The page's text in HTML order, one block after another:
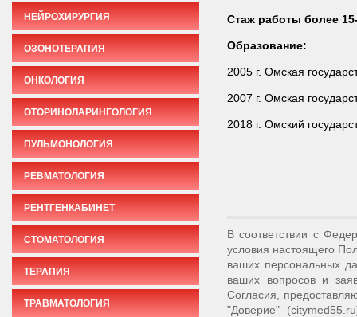
НЕЙРОХИРУРГИЯ
ОЗОНОТЕРАПИЯ
ОНКОЛОГИЯ
ОТОРИНОЛАРИНГОЛОГИЯ
ПУЛЬМОНОЛОГИЯ
РЕВМАТОЛОГИЯ
РЕНТГЕНКАБИНЕТ
СТОМАТОЛОГИЯ
ТЕРАПИЯ
ТРАВМАТОЛОГИЯ
Стаж работы более
Образование:
2005 г. Омская
2007 г. Омская
2018 г. Омский
В соответствии с
условия настоящего
ваших персональных
ваших вопросов и
Согласия,
"Доверие"